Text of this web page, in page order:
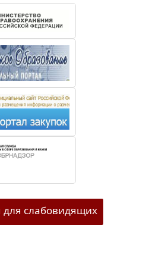
слабовидящих